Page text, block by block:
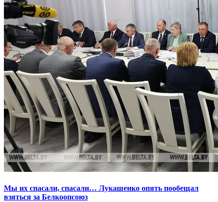
Мы их спасали, спасали… Лукашенко опять пообещал
взяться за Белкоопсоюз